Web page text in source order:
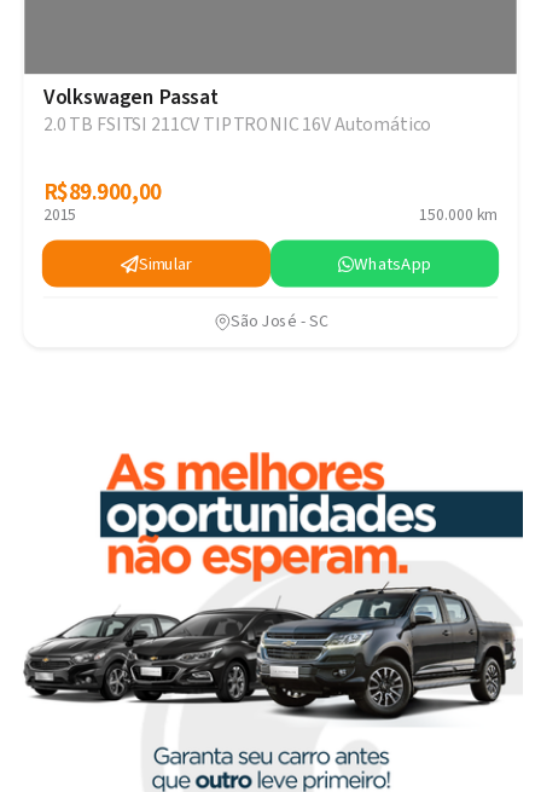
Volkswagen Passat
2.0 TB FSITSI 211CV TIPTRONIC 16V Automático
R$89.900,00
R$89.900,00
2015 150.000 km
Simular WhatsApp
São José - SC